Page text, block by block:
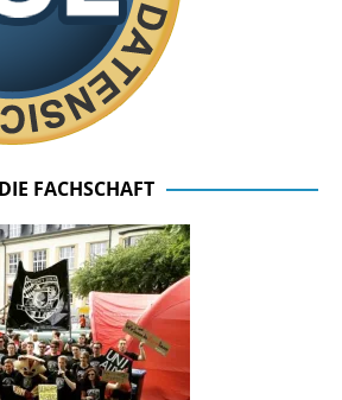
DIE FACHSCHAFT